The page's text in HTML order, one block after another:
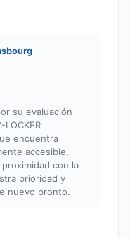
su evaluación
encuentra
accesible,
con la
prioridad y
nuevo pronto.